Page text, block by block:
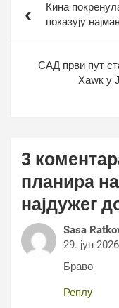
чланка
Кина
показују
САД први пут
Хаwк у
3
планира
најдужег
Sasa
29. јун
Браво
Реплy